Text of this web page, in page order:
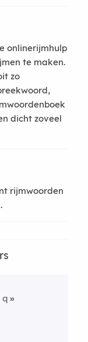
onlinerijmhulp
te maken.
zo
dicht zoveel
rijmwoorden
q